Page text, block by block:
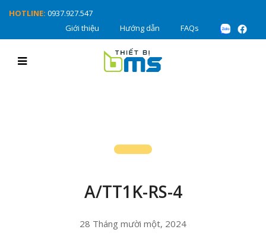
HOTLINE: 0937.927.547
Giới thiệu
Hướng dẫn FAQs
A/TT1K-RS-4
28 Tháng mười một, 2024